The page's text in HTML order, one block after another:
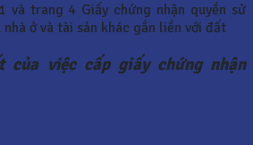
và trang 4 Giấy chứng nhận quyền sử
ở và tài sản khác gắn liền với đất
của việc cấp giấy chứng nhận